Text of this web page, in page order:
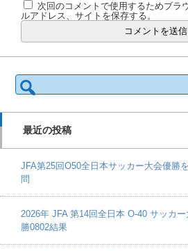
次回のコメントで使用するためブラ
ルアドレス、サイトを保存する。
検
索:
最近の投稿
JFA第25回O50全日本サッカー大会優
問
2026年 JFA 第14回全日本 O-40 サッカ
勝0802結果